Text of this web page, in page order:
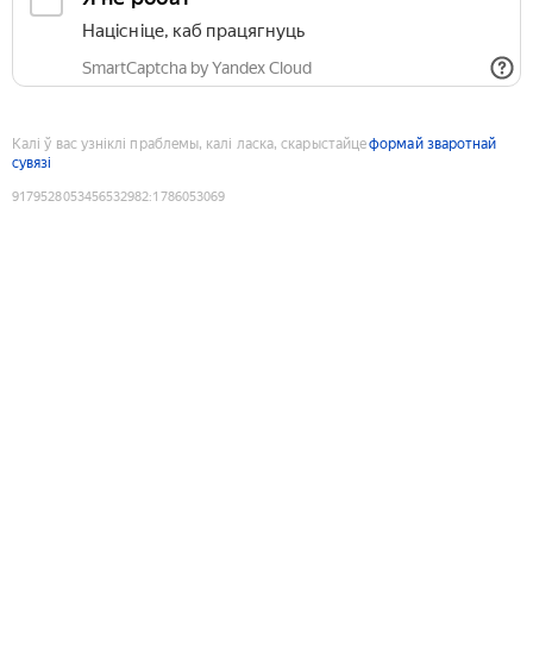
Націсніце, каб працягнуць
SmartCaptcha by Yandex Cloud
Калі ў вас узніклі праблемы, калі ласка, скарыстайцеформай зваротнай
сувязі
9179528053456532982:1786053069